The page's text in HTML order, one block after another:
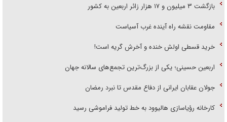
بازگشت ۳ میلیون و ۱۷ هزار زائر اربعین به کشور
مقاومت نقشه راه آینده غرب آسیاست
خرید قسطی اولش خنده و آخرش گریه است!
اربعین حسینی؛ یکی از بزرگ‌ترین تجمع‌های سالانه جهان
جولان عقابان ایرانی از دفاع مقدس تا نبرد رمضان
کارخانه رؤیاسازی هالیوود به خط تولید فراموشی رسید